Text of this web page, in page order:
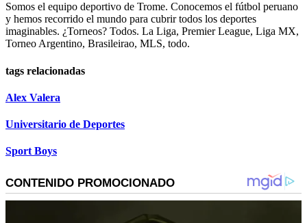
Somos el equipo deportivo de Trome. Conocemos el fútbol peruano
y hemos recorrido el mundo para cubrir todos los deportes
imaginables. ¿Torneos? Todos. La Liga, Premier League, Liga MX,
Torneo Argentino, Brasileirao, MLS, todo.
tags relacionadas
Alex Valera
Universitario de Deportes
Sport Boys